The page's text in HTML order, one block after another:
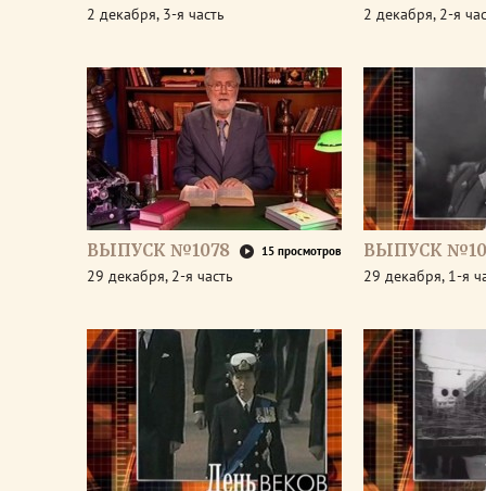
2 декабря, 3-я часть 2 декабря, 2-я
ВЫПУСК №1078 15 просмотров
29 декабря, 2-я часть
ВЫПУСК
29 декабря, 1-я